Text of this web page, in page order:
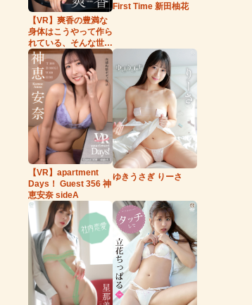
【VR】爽香の豊満な
身体はこうやって作ら
れている、そんな世
界。
First Time 新田柚花
【VR】apartment
Days！ Guest 356 神
恵安奈 sideA
ゆきうさぎ りーさ